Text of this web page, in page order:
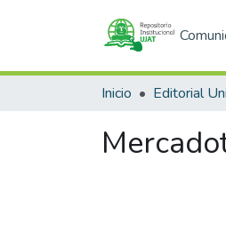
Inicio Editorial